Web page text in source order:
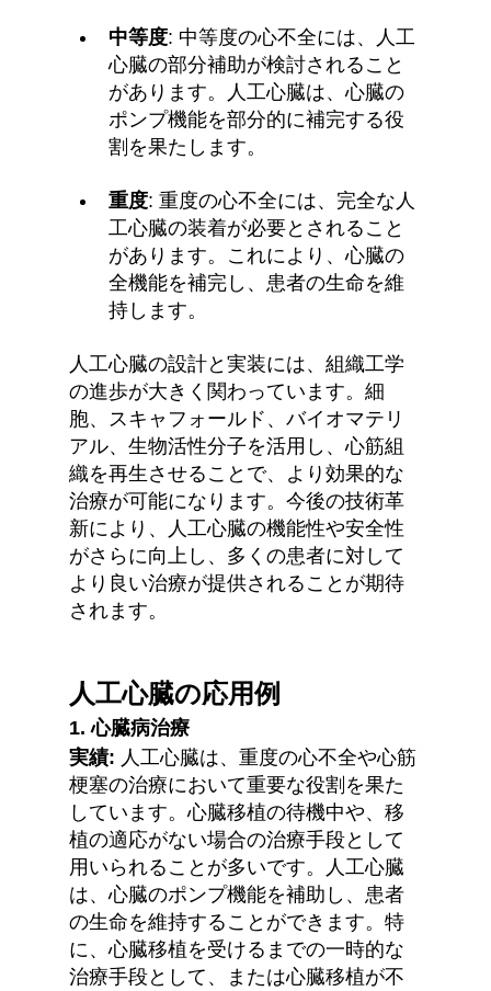
中等度: 中等度の心不全には、人工
心臓の部分補助が検討されること
があります。人工心臓は、心臓の
ポンプ機能を部分的に補完する役
割を果たします。
重度: 重度の心不全には、完全な人
工心臓の装着が必要とされること
があります。これにより、心臓の
全機能を補完し、患者の生命を維
持します。
人工心臓の設計と実装には、組織工学
の進歩が大きく関わっています。細
胞、スキャフォールド、バイオマテリ
アル、生物活性分子を活用し、心筋組
織を再生させることで、より効果的な
治療が可能になります。今後の技術革
新により、人工心臓の機能性や安全性
がさらに向上し、多くの患者に対して
より良い治療が提供されることが期待
されます。
人工心臓の応用例
1. 心臓病治療
実績: 人工心臓は、重度の心不全や心筋
梗塞の治療において重要な役割を果た
しています。心臓移植の待機中や、移
植の適応がない場合の治療手段として
用いられることが多いです。人工心臓
は、心臓のポンプ機能を補助し、患者
の生命を維持することができます。特
に、心臓移植を受けるまでの一時的な
治療手段として、または心臓移植が不